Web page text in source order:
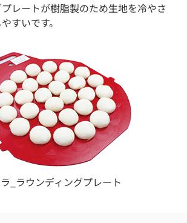
レートが樹脂製のため生地を冷やさ
すいです。
_ラウンディングプレート